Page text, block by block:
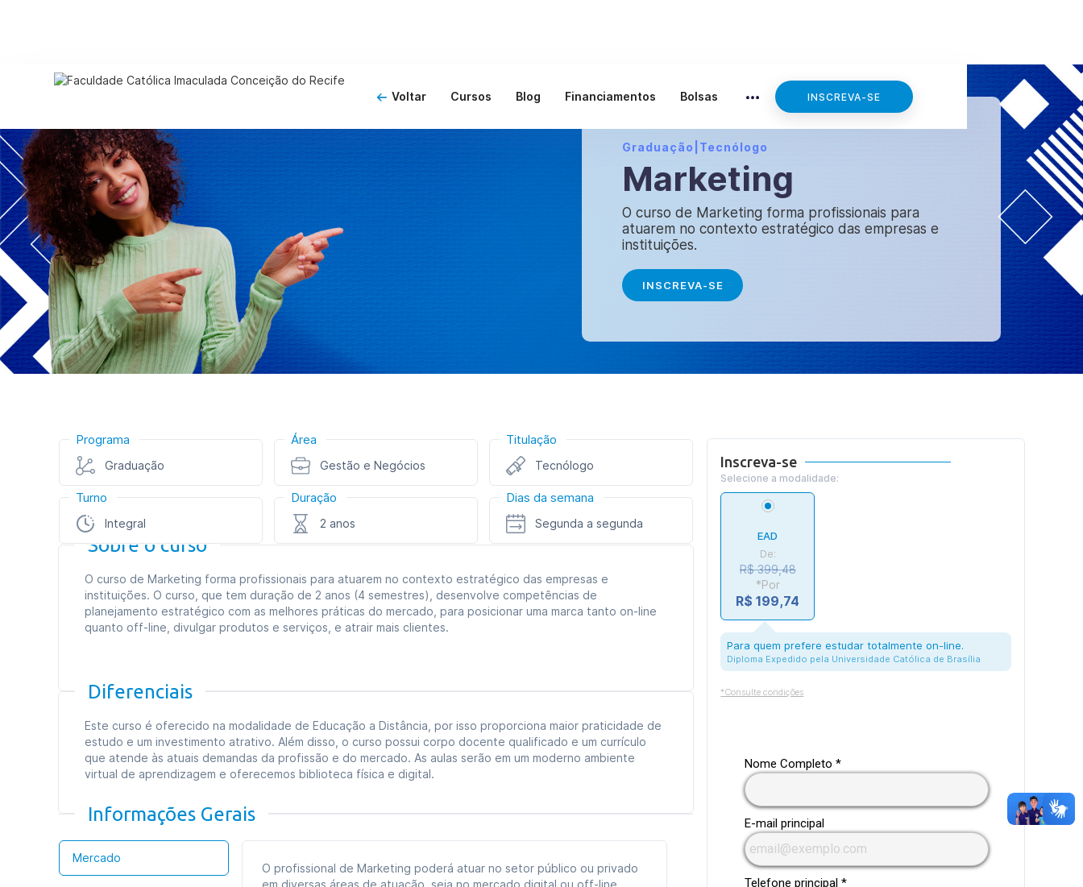
Voltar Cursos Blog Financiamentos Bolsas INSCREVA-SE
Graduação Tecnólogo
Marketing
O curso de Marketing forma profissionais para
atuarem no contexto estratégico das empresas e
instituições.
INSCREVA-SE
Programa
Graduação
Área
Gestão e Negócios
Titulação
Tecnólogo
Turno
Integral
Duração
2 anos
Dias da semana
Segunda a segunda
Sobre o curso
O curso de Marketing forma profissionais para atuarem no contexto estratégico das empresas e
instituições. O curso, que tem duração de 2 anos (4 semestres), desenvolve competências de
planejamento estratégico com as melhores práticas do mercado, para posicionar uma marca tanto on-line
quanto off-line, divulgar produtos e serviços, e atrair mais clientes.
Diferenciais
Este curso é oferecido na modalidade de Educação a Distância, por isso proporciona maior praticidade de
estudo e um investimento atrativo. Além disso, o curso possui corpo docente qualificado e um currículo
que atende às atuais demandas da profissão e do mercado. As aulas serão em um moderno ambiente
virtual de aprendizagem e oferecemos biblioteca física e digital.
Informações Gerais
Mercado
O profissional de Marketing poderá atuar no setor público ou privado
em diversas áreas de atuação, seja no mercado digital ou off-line.
Inscreva-se
Selecione a modalidade:
EAD
De:
R$ 399,48
*Por
R$ 199,74
Para quem prefere estudar totalmente on-line.
Diploma Expedido pela Universidade Católica de Brasília
*Consulte condições